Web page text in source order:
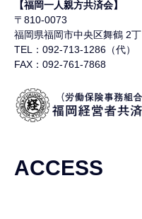
【福岡一人親方共済会】
〒810-0073
福岡県福岡市中央区舞鶴 2
TEL：092-713-1286（代）
FAX：092-761-7868
ACCESS